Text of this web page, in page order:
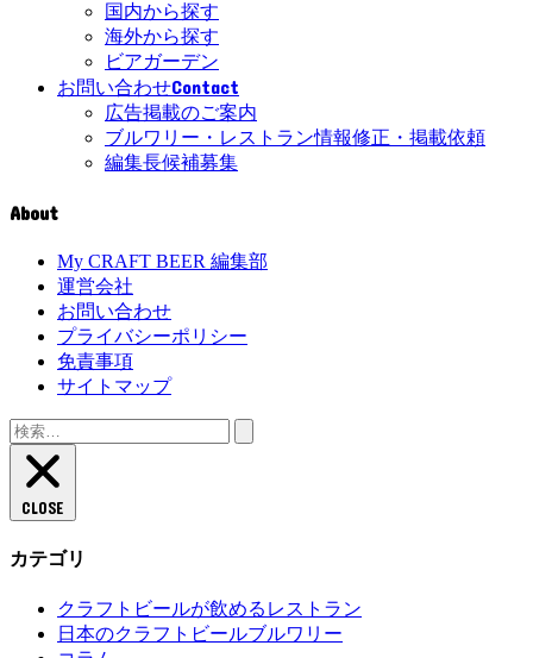
国内から探す
海外から探す
ビアガーデン
お問い合わせContact
広告掲載のご案内
ブルワリー・レストラン情報修正・掲載依頼
編集長候補募集
About
My CRAFT BEER 編集部
運営会社
お問い合わせ
プライバシーポリシー
免責事項
サイトマップ
検
索:
CLOSE
カテゴリ
クラフトビールが飲めるレストラン
日本のクラフトビールブルワリー